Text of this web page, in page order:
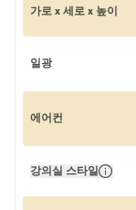
가로 x 세로 x 높이
일광
에어컨
강의실 스타일